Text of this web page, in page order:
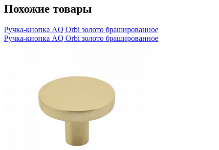
Похожие товары
Ручка-кнопка AQ Orbi золото брашированное
Ручка-кнопка AQ Orbi золото брашированное